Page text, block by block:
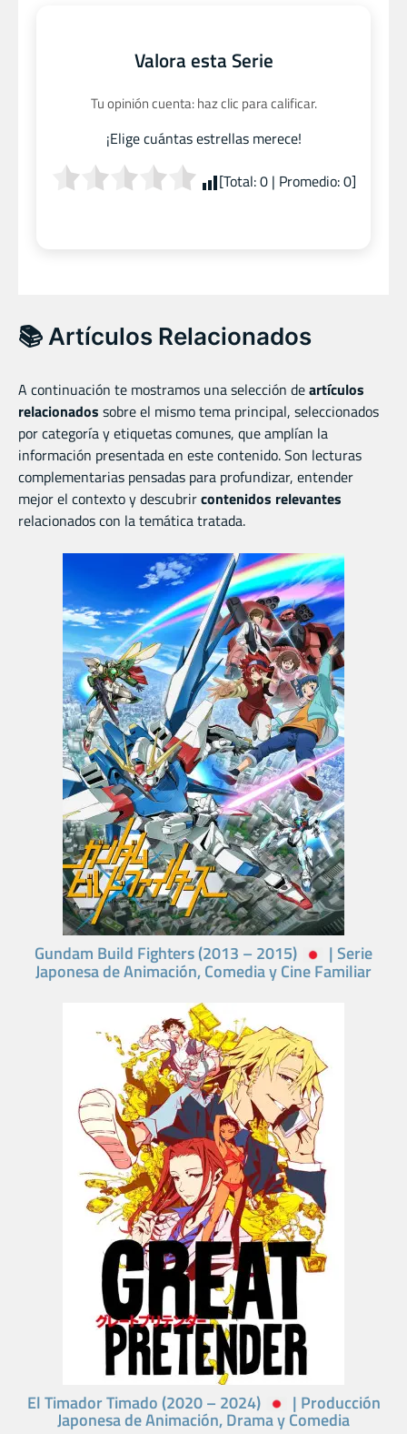
Valora esta Serie
Tu opinión cuenta: haz clic para calificar.
¡Elige cuántas estrellas merece!
[Total:0| Promedio:0]
📚 Artículos Relacionados
A continuación te mostramos una selección deartículos
relacionados sobre el mismo tema principal, seleccionados
por categoría y etiquetas comunes, que amplían la
información presentada en este contenido. Son lecturas
complementarias pensadas para profundizar, entender
mejor el contexto y descubrircontenidos relevantes
relacionados con la temática tratada.
Gundam Build Fighters (2013 – 2015) | Serie
Japonesa de Animación, Comedia y Cine Familiar
El Timador Timado (2020 – 2024) | Producción
Japonesa de Animación, Drama y Comedia